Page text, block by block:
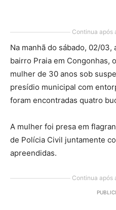
Continua após
Na manhã do sábado, 02/
bairro Praia em Congonhas,
mulher de 30 anos sob
presídio municipal com
foram encontradas quatro
A mulher foi presa em
de Polícia Civil juntamente
apreendidas.
Continua após